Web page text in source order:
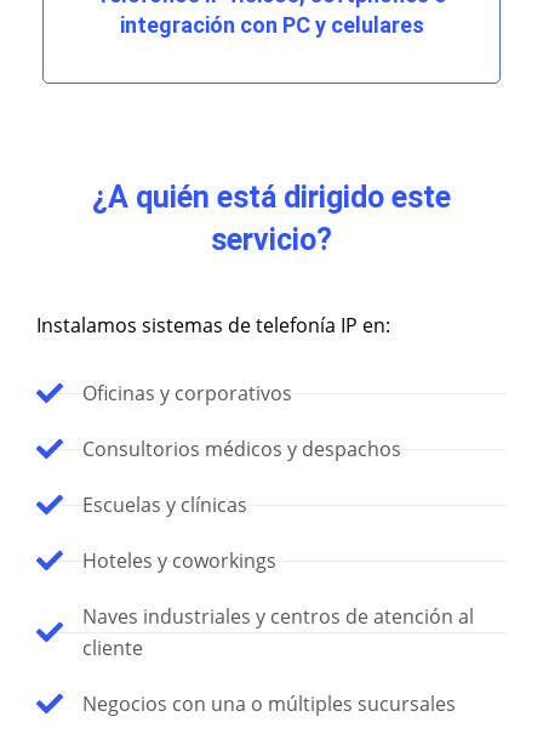
integración con PC y celulares
¿A quién está dirigido este
servicio?
Instalamos sistemas de telefonía IP en:
Oficinas y corporativos
Consultorios médicos y despachos
Escuelas y clínicas
Hoteles y coworkings
Naves industriales y centros de atención al
cliente
Negocios con una o múltiples sucursales